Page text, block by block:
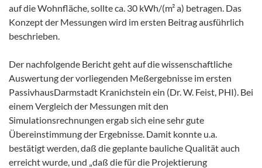
auf die Wohnfläche, sollte ca. 30 kWh/(m² a) betragen. Das
Konzept der Messungen wird im ersten Beitrag ausführlich
beschrieben.
Der nachfolgende Bericht geht auf die wissenschaftliche
Auswertung der vorliegenden Meßergebnisse im ersten
PassivhausDarmstadt Kranichstein ein (Dr. W. Feist, PHI). Bei
einem Vergleich der Messungen mit den
Simulationsrechnungen ergab sich eine sehr gute
Übereinstimmung der Ergebnisse. Damit konnte u.a.
bestätigt werden, daß die geplante bauliche Qualität auch
erreicht wurde, und „daß die für die Projektierung